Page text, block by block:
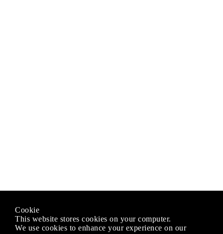
Cookie
This website stores cookies on your computer.
We use cookies to enhance your experience on our